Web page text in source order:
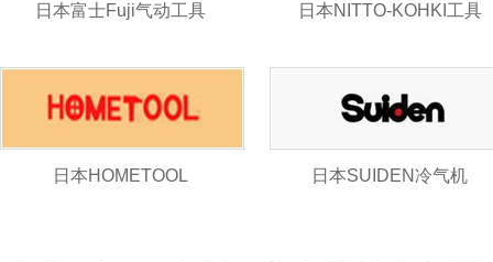
日本富士Fuji气动工具 日本NITTO-KOHKI工具
日本HOMETOOL 日本SUIDEN冷气机